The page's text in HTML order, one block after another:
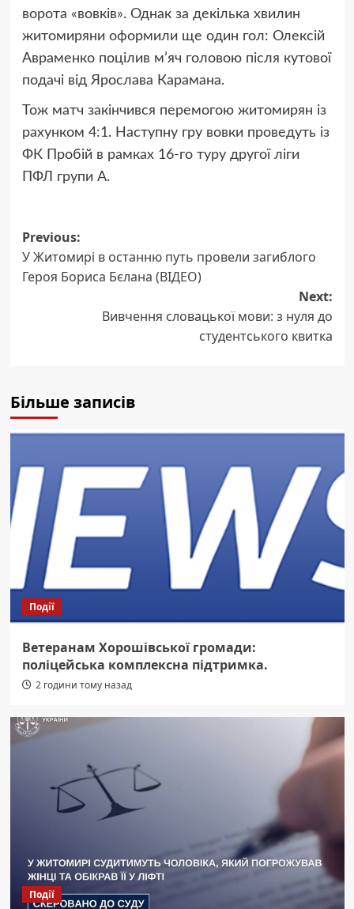
ворота «вовків». Однак за декілька хвилин
житомиряни оформили ще один гол: Олексій
Авраменко поцілив м’яч головою після кутової
подачі від Ярослава Карамана.
Тож матч закінчився перемогою житомирян із
рахунком 4:1. Наступну гру вовки проведуть із
ФК Пробій в рамках 16-го туру другої ліги
ПФЛ групи А.
Post
navigation
Previous:
У Житомирі в останню путь провели загиблого
Героя Бориса Бєлана (ВІДЕО)
Next:
Вивчення словацької мови: з нуля до
студентського квитка
Більше записів
Події
Ветеранам Хорошівської громади:
поліцейська комплексна підтримка.
2 години тому назад
Події